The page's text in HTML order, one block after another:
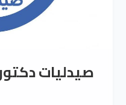
صيدليات